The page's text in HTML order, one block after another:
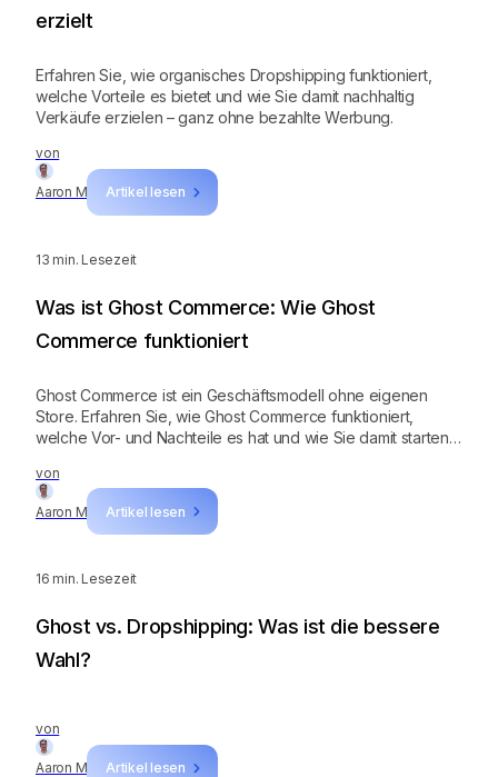
von
Aaron M Artikel lesen
erzielt
Erfahren Sie, wie organisches Dropshipping funktioniert,
welche Vorteile es bietet und wie Sie damit nachhaltig
Verkäufe erzielen – ganz ohne bezahlte Werbung.
13 min. Lesezeit
von
Aaron M Artikel lesen
Was ist Ghost Commerce: Wie Ghost
Commerce funktioniert
Ghost Commerce ist ein Geschäftsmodell ohne eigenen
Store. Erfahren Sie, wie Ghost Commerce funktioniert,
welche Vor- und Nachteile es hat und wie Sie damit starten
16 min. Lesezeit
von
Aaron M Artikel lesen
Ghost vs. Dropshipping: Was ist die bessere
Wahl?